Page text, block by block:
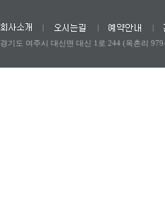
경기도 여주시 대신면 대신 1로 244 (옥촌리